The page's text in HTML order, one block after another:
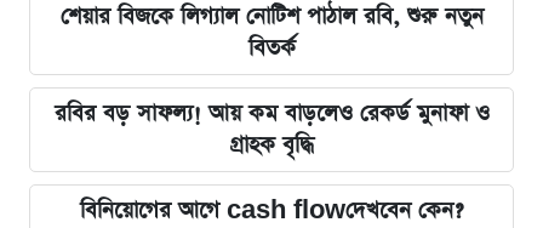
শেয়ার বিজকে লিগ্যাল নোটিশ পাঠাল রবি, শুরু নতুন
বিতর্ক
রবির বড় সাফল্য! আয় কম বাড়লেও রেকর্ড মুনাফা ও
গ্রাহক বৃদ্ধি
বিনিয়োগের আগে cash flowদেখবেন কেন?